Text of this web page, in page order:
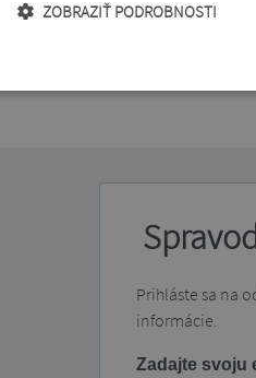
Prihláste sa na
informácie.
Zadajte svoju
ZOBRAZIŤ PODROBNOSTI